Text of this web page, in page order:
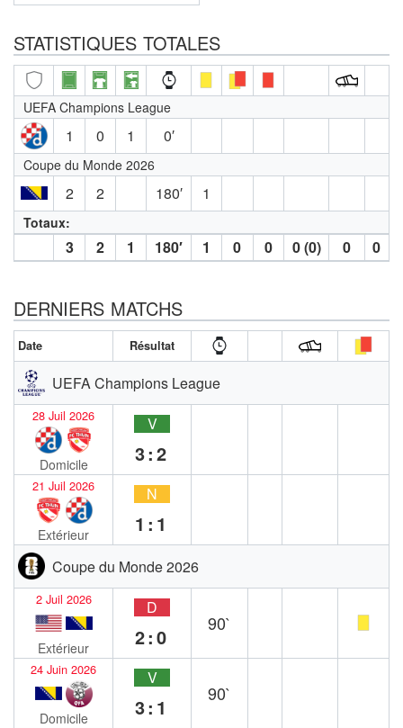
STATISTIQUES TOTALES
UEFA Champions League
1 0 1 0′
Coupe du Monde 2026
2 2 180′ 1
Totaux:
3 2 1 180′ 1 0 0 0 (0) 0 0
DERNIERS MATCHS
Date Résultat
UEFA Champions League
28 Juil 2026
Domicile
V
3:2
21 Juil 2026
Extérieur
N
1:1
Coupe du Monde 2026
2 Juil 2026
Extérieur
D
2:0
90`
24 Juin 2026
Domicile
V
3:1
90`